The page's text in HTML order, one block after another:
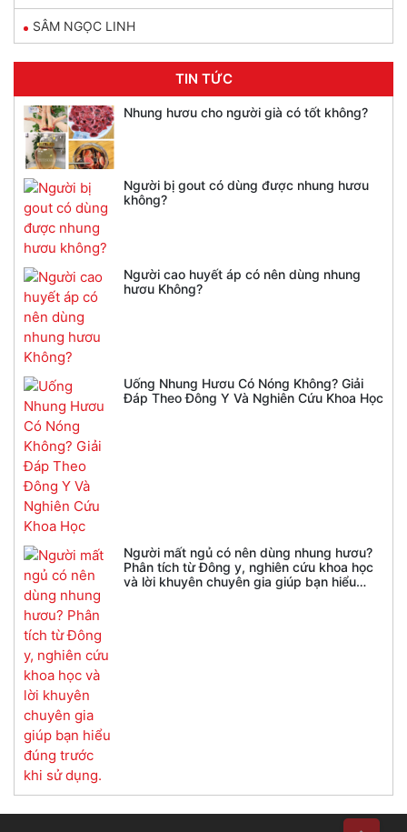
SÂM NGỌC LINH
TIN TỨC
Nhung hươu cho người già có tốt không?
Người bị gout có dùng được nhung hươu
không?
Người cao huyết áp có nên dùng nhung
hươu Không?
Uống Nhung Hươu Có Nóng Không? Giải
Đáp Theo Đông Y Và Nghiên Cứu Khoa Học
Người mất ngủ có nên dùng nhung hươu?
Phân tích từ Đông y, nghiên cứu khoa học
và lời khuyên chuyên gia giúp bạn hiểu